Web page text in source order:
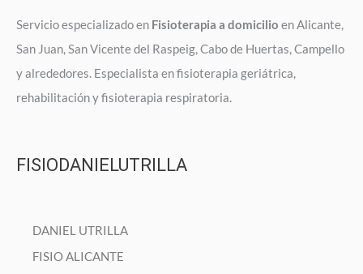
Servicio especializado en Fisioterapia a domicilio en Alicante,
San Juan, San Vicente del Raspeig, Cabo de Huertas, Campello
y alrededores. Especialista en fisioterapia geriátrica,
rehabilitación y fisioterapia respiratoria.
FISIODANIELUTRILLA
DANIEL UTRILLA
FISIO ALICANTE